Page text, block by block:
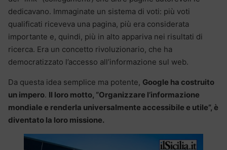
dedicavano. Immaginate un sistema di voti: più voti
qualificati riceveva una pagina, più era considerata
importante e, quindi, più in alto appariva nei risultati di
ricerca. Era un concetto rivoluzionario, che ha
democratizzato l’accesso all’informazione sul web.
Da questa idea semplice ma potente, Google ha costruito
un impero. Il loro motto, “Organizzare l’informazione
mondiale e renderla universalmente accessibile e utile”, è
diventato la loro missione.